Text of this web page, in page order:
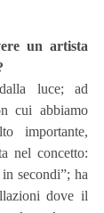
un artista
luce; ad
cui abbiamo
importante,
nel concetto:
secondi”; ha
dove il